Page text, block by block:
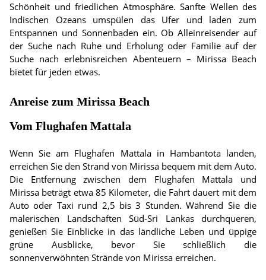
Schönheit und friedlichen Atmosphäre. Sanfte Wellen des
Indischen Ozeans umspülen das Ufer und laden zum
Entspannen und Sonnenbaden ein. Ob Alleinreisender auf
der Suche nach Ruhe und Erholung oder Familie auf der
Suche nach erlebnisreichen Abenteuern – Mirissa Beach
bietet für jeden etwas.
Anreise zum Mirissa Beach
Vom Flughafen Mattala
Wenn Sie am Flughafen Mattala in Hambantota landen,
erreichen Sie den Strand von Mirissa bequem mit dem Auto.
Die Entfernung zwischen dem Flughafen Mattala und
Mirissa beträgt etwa 85 Kilometer, die Fahrt dauert mit dem
Auto oder Taxi rund 2,5 bis 3 Stunden. Während Sie die
malerischen Landschaften Süd-Sri Lankas durchqueren,
genießen Sie Einblicke in das ländliche Leben und üppige
grüne Ausblicke, bevor Sie schließlich die
sonnenverwöhnten Strände von Mirissa erreichen.